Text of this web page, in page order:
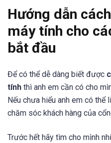
Hướng dẫn
máy tính cho
bắt đầu
Để có thể dễ dàng biết được
tính thì anh em cần có cho
Nếu chưa hiểu anh em có
chăm sóc khách hàng của
Trước hết hãy tìm cho mình